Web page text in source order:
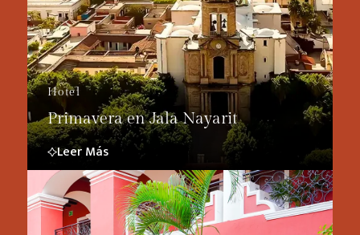
Hotel
Primavera en Jala Nayarit
Leer Más